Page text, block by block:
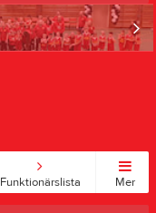
Funktionärslista Mer